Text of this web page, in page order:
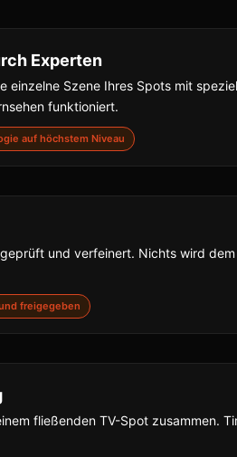
Experten
einzelne Szene Ihres Spots mit
funktioniert.
auf höchstem Niveau
und verfeinert. Nichts wird
freigegeben
fließenden TV-Spot zusammen.